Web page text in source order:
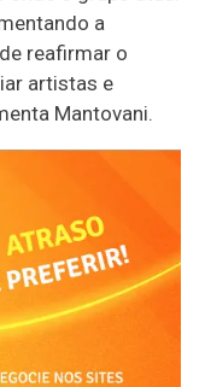
a
reafirmar o
artistas e
Mantovani.